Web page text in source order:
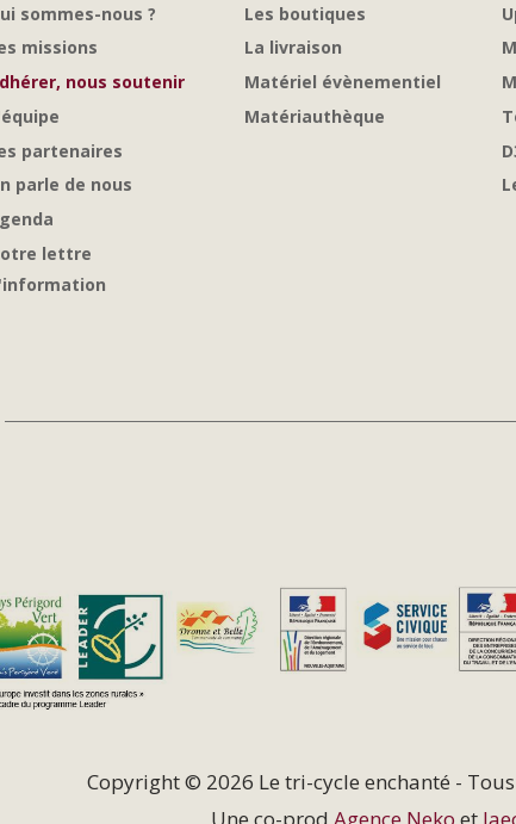
sommes-nous ?
missions
nous soutenir
partenaires
parle de nous
lettre
Les boutiques
La livraison
Matériel évènementiel
Matériauthèque
Copyright © 2026 Le tri-cycle enchanté -
Une co-prod Agence Neko et